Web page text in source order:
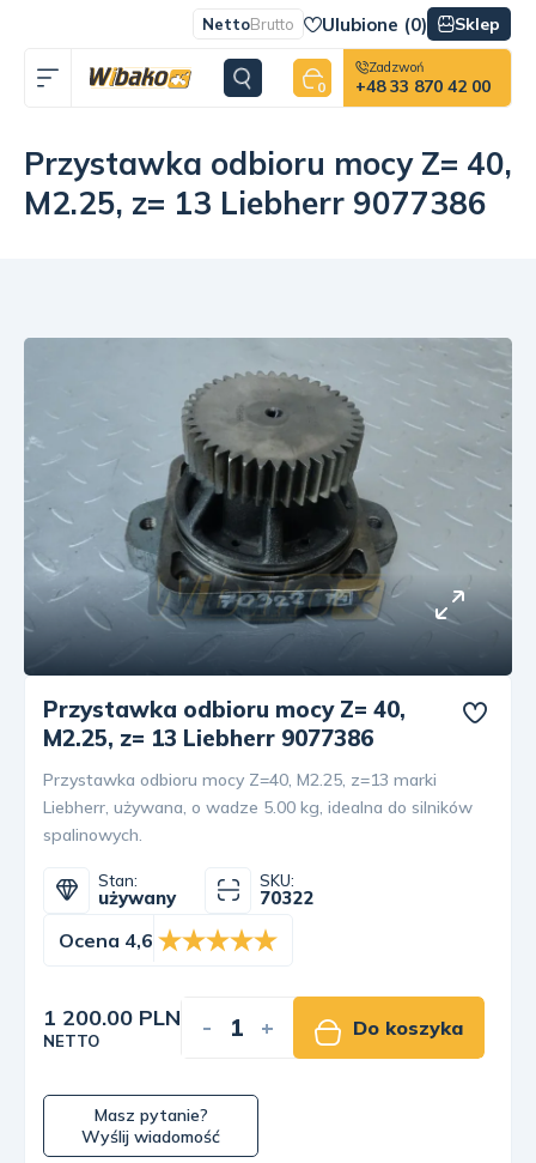
NettoBrutto Ulubione (0) Sklep
0
Zadzwoń
+48 33 870 42 00
Przystawka odbioru mocy Z= 40,
M2.25, z= 13 Liebherr 9077386
Przystawka odbioru mocy Z= 40,
M2.25, z= 13 Liebherr 9077386
Przystawka odbioru mocy Z=40, M2.25, z=13 marki
Liebherr, używana, o wadze 5.00 kg, idealna do silników
spalinowych.
Stan:
używany
SKU:
70322
Ocena 4,6
1 200.00 PLN
NETTO - + Do koszyka
Masz pytanie?
Wyślij wiadomość